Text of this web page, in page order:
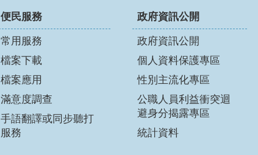
便民服務
常用服務
檔案下載
檔案應用
滿意度調查
手語翻譯或同步聽打
服務
政府資訊公開
政府資訊公開
個人資料保護專區
性別主流化專區
公職人員利益衝突迴
避身分揭露專區
統計資料